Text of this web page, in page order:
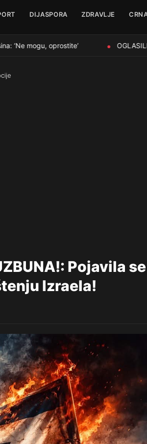
DIJASPORA ZDRAVLJE
‘Ne mogu, oprostite’
Pojavila se
Izraela!